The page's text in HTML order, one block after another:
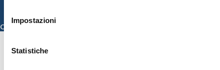
Impostazioni
Statistiche
Specializzazione)
Credits